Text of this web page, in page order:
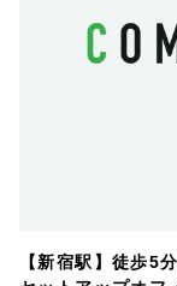
【新宿駅】徒歩5